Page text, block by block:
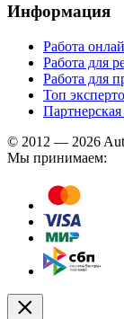
Информация
Работа
Работа для
Работа для
Топ
© 2012 — 2026
Мы принимаем: